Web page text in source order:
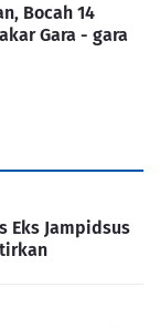
Bocah 14
Gara - gara
Eks Jampidsus